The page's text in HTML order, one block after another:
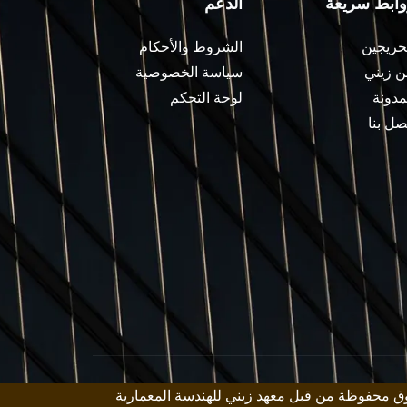
زيني
بنا
الشروط والأحكام
سياسة الخصوصية
لوحة التحكم